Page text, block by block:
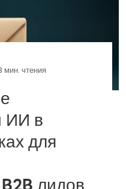
мин. чтения
ИИ в
для